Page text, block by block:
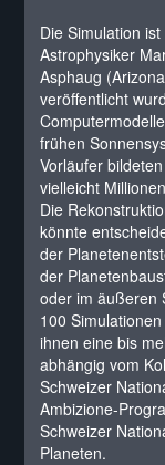
Die Simulation
Astrophysiker
Asphaug
veröffentlicht
frühen
Vorläufer
vielleicht
Die
könnte
der
der
oder im äußeren
100
ihnen eine bis
abhängig vom
Schweizer
Ambizione-
Schweizer
Planeten.